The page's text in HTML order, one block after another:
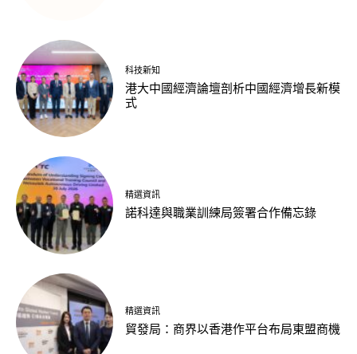
科技新知
港大中國經濟論壇剖析中國經濟增長新模
式
精選資訊
諾科達與職業訓練局簽署合作備忘錄
精選資訊
貿發局：商界以香港作平台布局東盟商機